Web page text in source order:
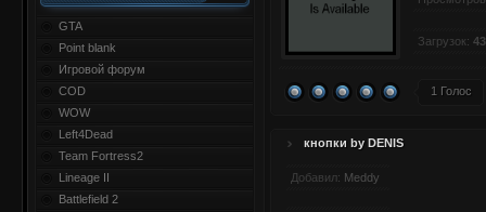
GTA
Point blank
Игровой форум
COD
WOW
Left4Dead
Team Fortress2
Lineage II
Battlefield 2
Загрузок:
1 Голос
кнопки by DENIS
Добавил: Meddy